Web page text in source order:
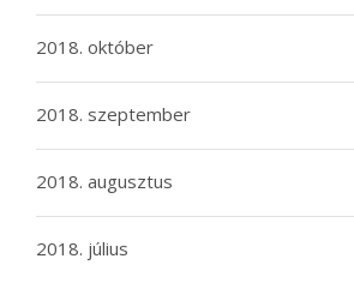
2018. október
2018. szeptember
2018. augusztus
2018. július